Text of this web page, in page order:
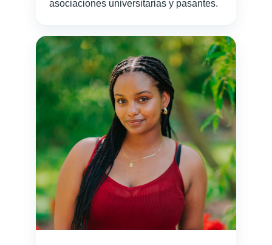
asociaciones universitarias y pasantes.